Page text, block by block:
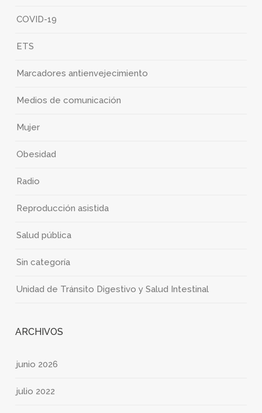
COVID-19
ETS
Marcadores antienvejecimiento
Medios de comunicación
Mujer
Obesidad
Radio
Reproducción asistida
Salud pública
Sin categoría
Unidad de Tránsito Digestivo y Salud Intestinal
ARCHIVOS
junio 2026
julio 2022